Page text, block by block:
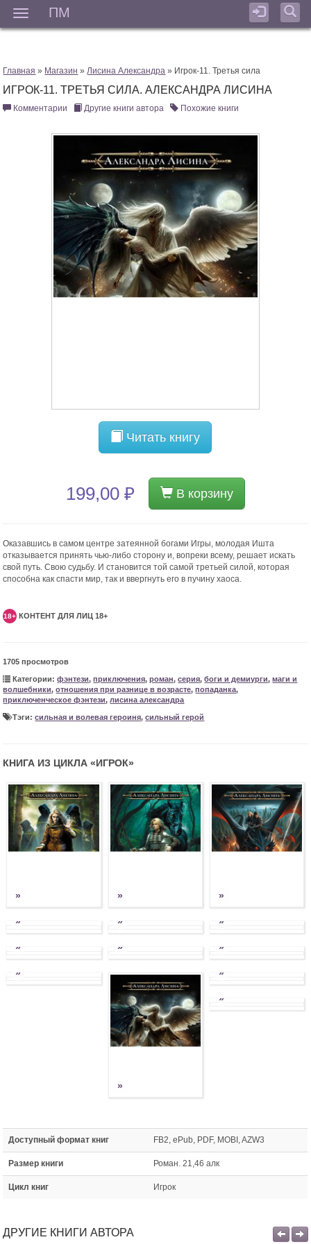
ПМ
Главная » Магазин »Лисина Александра » Игрок-11. Третья сила
ИГРОК-11. ТРЕТЬЯ СИЛА. АЛЕКСАНДРА ЛИСИНА
Комментарии Другие книги автора Похожие книги
Читать книгу
199,00 ₽ В корзину
Оказавшись в самом центре затеянной богами Игры, молодая Ишта
отказывается принять чью-либо сторону и, вопреки всему, решает искать
свой путь. Свою судьбу. И становится той самой третьей силой, которая
способна как спасти мир, так и ввергнуть его в пучину хаоса.
18+ КОНТЕНТ ДЛЯ ЛИЦ 18+
1705 просмотров
Категории:фэнтези,приключения,роман,серия,боги и демиурги,маги и
волшебники,отношения при разнице в возрасте,попаданка,
приключенческое фэнтези, лисина александра
Тэги:сильная и волевая героиня,сильный герой
КНИГА ИЗ ЦИКЛА «ИГРОК»
» » »
» » »
» » »
»
»
»
»
Доступный формат книг FB2, ePub, PDF, MOBI, AZW3
Размер книги Роман. 21,46 алк
Цикл книг Игрок
ДРУГИЕ КНИГИ АВТОРА